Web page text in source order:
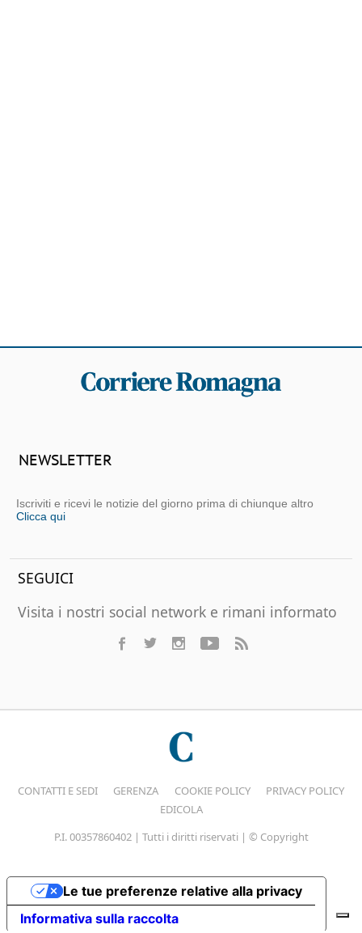
NEWSLETTER
Iscriviti e ricevi le notizie del giorno prima di chiunque altro
Clicca qui
SEGUICI
Visita i nostri social network e rimani informato
CONTATTI E SEDI GERENZA COOKIE POLICY
PRIVACY POLICY
EDICOLA
P.I. 00357860402 | Tutti i diritti riservati | © Copyright
Informativa sulla raccolta
Le tue preferenze relative alla privacy